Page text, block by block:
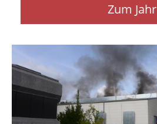
Zum Jahr